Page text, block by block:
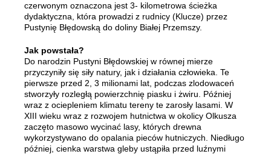
czerwonym oznaczona jest 3- kilometrowa ścieżka
dydaktyczna, która prowadzi z rudnicy (Klucze) przez
Pustynię Błędowską do doliny Białej Przemszy.
Jak powstała?
Do narodzin Pustyni Błędowskiej w równej mierze
przyczyniły się siły natury, jak i działania człowieka. Te
pierwsze przed 2, 3 milionami lat, podczas zlodowaceń
stworzyły rozległą powierzchnię piasku i żwiru. Później
wraz z ociepleniem klimatu tereny te zarosły lasami. W
XIII wieku wraz z rozwojem hutnictwa w okolicy Olkusza
zaczęto masowo wycinać lasy, których drewna
wykorzystywano do opalania pieców hutniczych. Niedługo
później, cienka warstwa gleby ustąpiła przed luźnymi